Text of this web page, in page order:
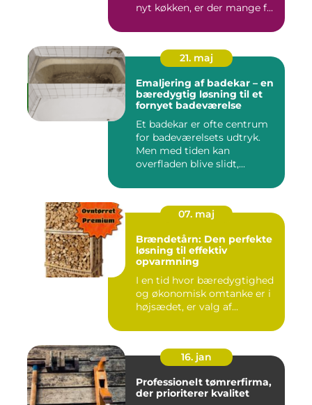
nyt køkken, er der mange f...
21. maj
Emaljering af badekar – en
bæredygtig løsning til et
fornyet badeværelse
Et badekar er ofte centrum
for badeværelsets udtryk.
Men med tiden kan
overfladen blive slidt,...
07. maj
Brændetårn: Den perfekte
løsning til effektiv
opvarmning
I en tid hvor bæredygtighed
og økonomisk omtanke er i
højsædet, er valg af...
16. jan
Professionelt tømrerfirma,
der prioriterer kvalitet